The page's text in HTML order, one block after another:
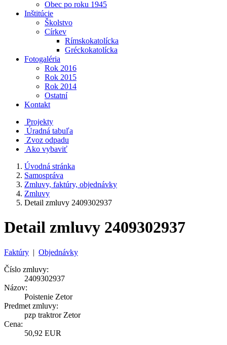
Obec po roku 1945
Inštitúcie
Školstvo
Církev
Rímskokatolícka
Gréckokatolícka
Fotogaléria
Rok 2016
Rok 2015
Rok 2014
Ostatní
Kontakt
Projekty
Úradná tabuľa
Zvoz odpadu
Ako vybaviť
Úvodná stránka
Samospráva
Zmluvy, faktúry, objednávky
Zmluvy
Detail zmluvy 2409302937
Detail zmluvy 2409302937
Faktúry | Objednávky
Číslo zmluvy:
2409302937
Názov:
Poistenie Zetor
Predmet zmluvy:
pzp traktror Zetor
Cena:
50,92 EUR